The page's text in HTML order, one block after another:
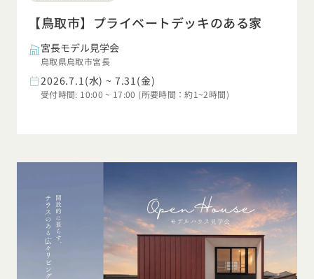
【鳥取市】プライベートデッキのある家
宮長モデル見学会
鳥取県鳥取市宮長
2026.7.1(水) ~ 7.31(金)
受付時間: 10:00 ~ 17:00 (所要時間：約1~2時間)